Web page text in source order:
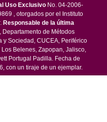
Uso ExclusivoNo. 04-2006-
, otorgados por el Instituto
Responsable de la última
, Departamento de Métodos
y Sociedad, CUCEA, Periférico
Belenes, Zapopan, Jalisco,
Portugal Padilla. Fecha de
con un tiraje de un ejemplar.